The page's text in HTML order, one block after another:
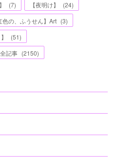
(7) 【夜明け】 (24)
色の、ふうせん】Art (3)
(51)
全記事 (2150)